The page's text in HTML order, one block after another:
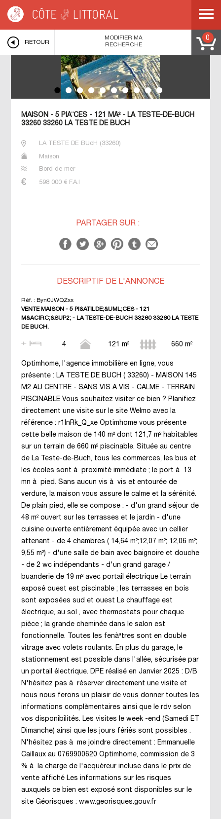
de-Buch 33260 33260 La Teste De Buch
RETOUR
0
MODIFIER MA
RECHERCHE
MAISON - 5 PIÃ¨CES - 121 MÂ² - LA TESTE-DE-BUCH
33260 33260 LA TESTE DE BUCH
LA TESTE DE BUcH (33260)
Maison
Bord de mer
598 000€ F.A.I
PARTAGER SUR :
DESCRIPTIF DE L'ANNONCE
Réf. : Byn0JWQZxx
VENTE MAISON - 5 PI&ATILDE;&UML;CES - 121
M&ACIRC;&SUP2; - LA TESTE-DE-BUCH 33260 33260 LA TESTE
DE BUCH.
4 121 m² 660 m²
Optimhome, l'agence immobilière en ligne, vous
présente : LA TESTE DE BUCH ( 33260) - MAISON 145
M2 AU CENTRE - SANS VIS A VIS - CALME - TERRAIN
PISCINABLE Vous souhaitez visiter ce bien ? Planifiez
directement une visite sur le site Welmo avec la
référence : r1lnRk_Q_xe Optimhome vous présente
cette belle maison de 140 m² dont 121,7 m² habitables
sur un terrain de 660 m² piscinable. Située au centre
de La Teste-de-Buch, tous les commerces, les bus et
les écoles sont à proximité immédiate ; le port à 13
mn à pied. Sans aucun vis à vis et entourée de
verdure, la maison vous assure le calme et la sérénité.
De plain pied, elle se compose : - d'un grand séjour de
48 m² ouvert sur les terrasses et le jardin - d'une
cuisine ouverte entièrement équipée avec un cellier
attenant - de 4 chambres ( 14,64 m²;12,07 m²; 12,06 m²;
9,55 m²) - d'une salle de bain avec baignoire et douche
- de 2 wc indépendants - d'un grand garage /
buanderie de 19 m² avec portail électrique Le terrain
exposé ouest est piscinable ; les terrasses en bois
sont exposées sud et ouest Le chauffage est
électrique, au sol , avec thermostats pour chaque
pièce ; la grande cheminée dans le salon est
fonctionnelle. Toutes les fenàªtres sont en double
vitrage avec volets roulants. En plus du garage, le
stationnement est possible dans l'allée, sécurisée par
un portail électrique. DPE réalisé en Janvier 2025 : D/B
N'hésitez pas à réserver directement une visite et
nous nous ferons un plaisir de vous donner toutes les
informations complèmentaires ainsi que le rdv selon
vos disponibilités. Les visites le week -end (Samedi ET
Dimanche) ainsi que les jours fériés sont possibles .
N'hésitez pas à me joindre directement : Emmanuelle
Caillaux au 0769900620 Optimhome, commission de 3
% à la charge de l'acquéreur incluse dans le prix de
vente affiché Les informations sur les risques
auxquels ce bien est exposé sont disponibles sur le
site Géorisques : www.georisques.gouv.fr